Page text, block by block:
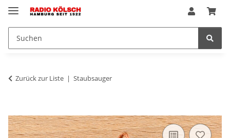
Zurück zur Liste Staubsauger